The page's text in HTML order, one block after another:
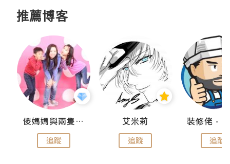
推薦博客
儍媽媽與兩隻小魔怪之家
追蹤
艾米莉
追蹤 追蹤